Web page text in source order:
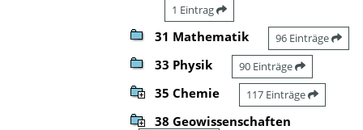
1 Eintrag
31 Mathematik 96 Einträge
33 Physik 90 Einträge
35 Chemie 117 Einträge
38 Geowissenschaften